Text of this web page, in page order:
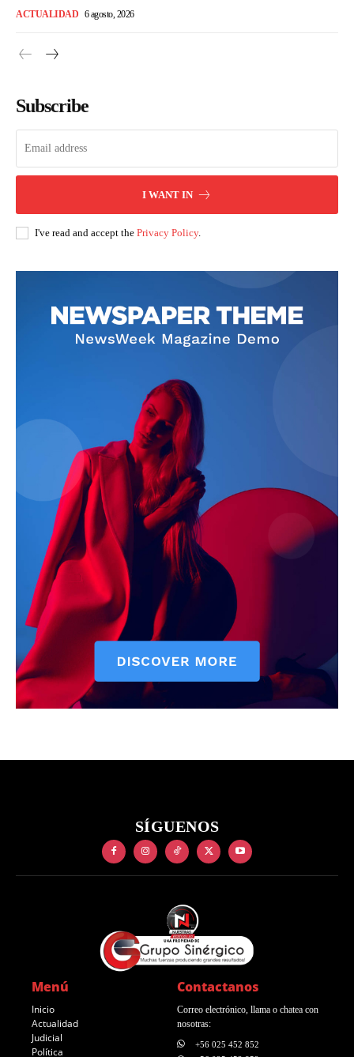
ACTUALIDAD 6 agosto, 2026
Subscribe
I WANT IN
I've read and accept the Privacy Policy.
SÍGUENOS
Menú
Inicio
Actualidad
Judicial
Política
Contactanos
Correo electrónico, llama o chatea con
nosotras:
+56 025 452 852